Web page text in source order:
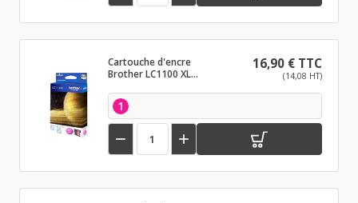
Cartouche d'encre
Brother LC1100 XL
16,90 € TTC
(14,08 HT)
1
 